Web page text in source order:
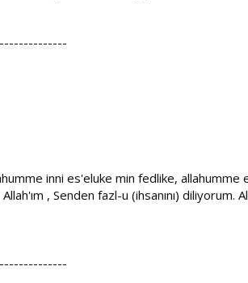
inni es'eluke min fedlike, allahumme
, Senden fazl-u (ihsanını)